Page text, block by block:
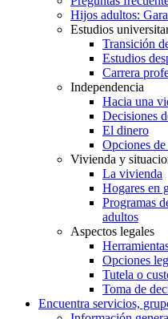
Hijos adultos:
Estudios
Transición
Estudios
Carrera
Independencia
Hacia una
Decisiones
El dinero
Opciones
Vivienda y
La vivienda
Hogares en
Programas
adultos
Aspectos legales
Opciones
Tutela o
Toma de
Encuentra servicios,